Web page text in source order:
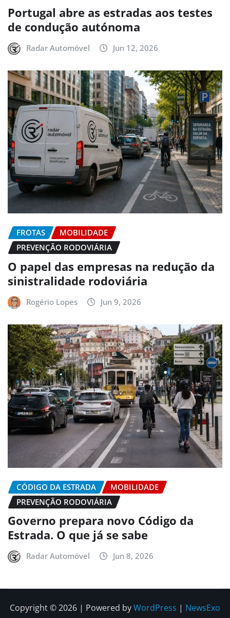
Portugal abre as estradas aos testes
de condução autónoma
Radar Automóvel Jun 12, 2026
FROTAS
MOBILIDADE
PREVENÇÃO RODOVIÁRIA
O papel das empresas na redução da
sinistralidade rodoviária
Rogério Lopes Jun 9, 2026
CÓDIGO DA ESTRADA
MOBILIDADE
PREVENÇÃO RODOVIÁRIA
Governo prepara novo Código da
Estrada. O que já se sabe
Radar Automóvel Jun 8, 2026
Copyright © 2026 | Powered byWordPress | NewsExo